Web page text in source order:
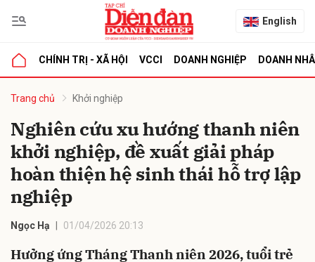
English
CHÍNH TRỊ - XÃ HỘI VCCI DOANH NGHIỆP DOANH
Trang chủ Khởi nghiệp
Nghiên cứu xu hướng thanh niên
khởi nghiệp, đề xuất giải pháp
hoàn thiện hệ sinh thái hỗ trợ lập
nghiệp
Ngọc Hạ 01/04/2026 20:13
Hưởng ứng Tháng Thanh niên 2026, tuổi trẻ
luận